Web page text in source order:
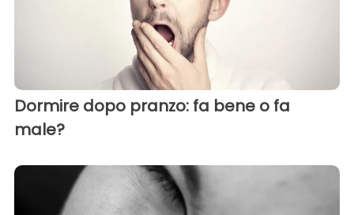
Dormire dopo pranzo: fa bene o fa
male?